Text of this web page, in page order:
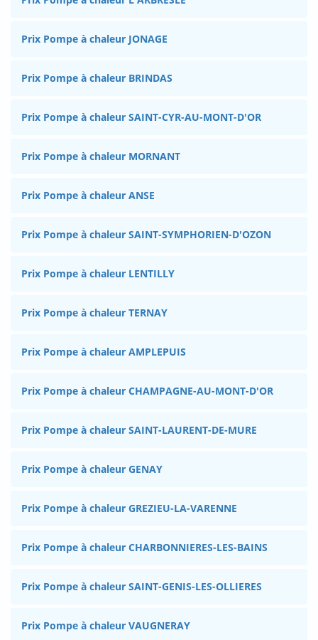
Prix Pompe à chaleur JONAGE
Prix Pompe à chaleur BRINDAS
Prix Pompe à chaleur SAINT-CYR-AU-MONT-D'OR
Prix Pompe à chaleur MORNANT
Prix Pompe à chaleur ANSE
Prix Pompe à chaleur SAINT-SYMPHORIEN-D'OZON
Prix Pompe à chaleur LENTILLY
Prix Pompe à chaleur TERNAY
Prix Pompe à chaleur AMPLEPUIS
Prix Pompe à chaleur CHAMPAGNE-AU-MONT-D'OR
Prix Pompe à chaleur SAINT-LAURENT-DE-MURE
Prix Pompe à chaleur GENAY
Prix Pompe à chaleur GREZIEU-LA-VARENNE
Prix Pompe à chaleur CHARBONNIERES-LES-BAINS
Prix Pompe à chaleur SAINT-GENIS-LES-OLLIERES
Prix Pompe à chaleur VAUGNERAY